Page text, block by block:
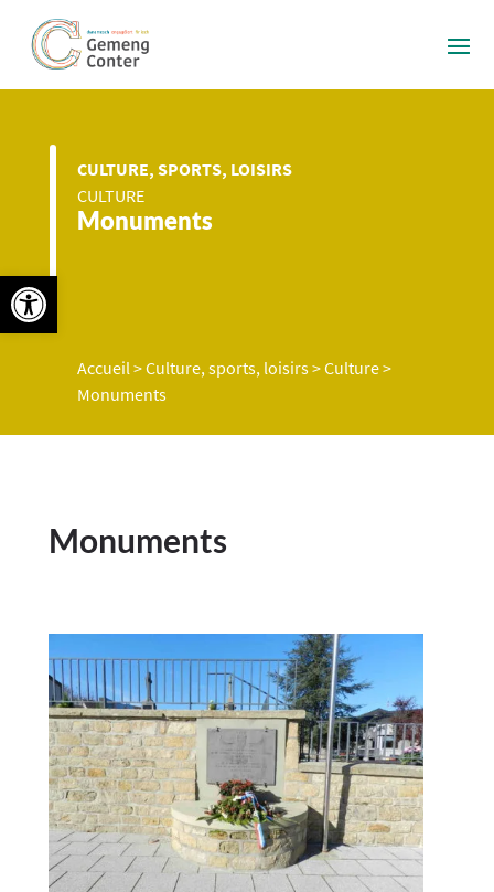
CULTURE, SPORTS, LOISIRS
CULTURE
Monuments
Accueil>Culture, sports, loisirs>Culture>
Monuments
Monuments
Ouvrir la barre d’outils